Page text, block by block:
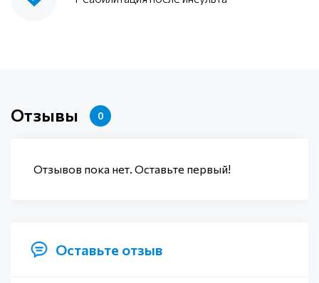
Отзывы 0
Отзывов пока нет. Оставьте первый!
Оставьте отзыв